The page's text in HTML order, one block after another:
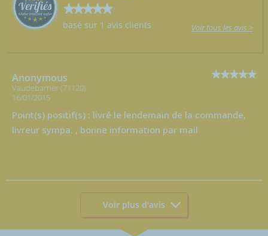
basé sur 1 avis clients Voir tous les avis >
Anonymous
Vaudebarrier (71120)
16/01/2015
Point(s) positif(s) : livré le lendemain de la commande,
livreur sympa. , bonne information par mail
Voir plus d'avis